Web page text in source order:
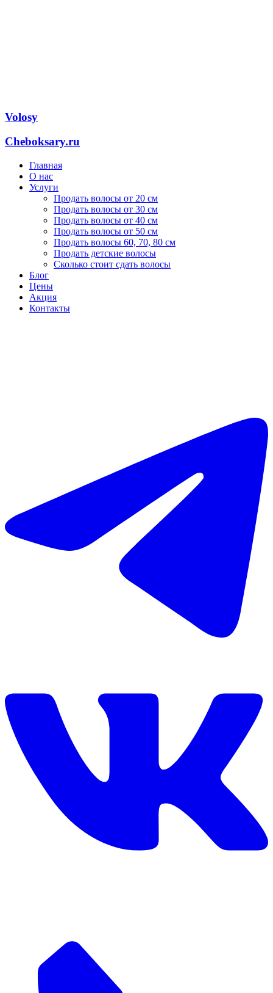
Volosy
Cheboksary.ru
Главная
О нас
Услуги
Продать волосы от 20 см
Продать волосы от 30 см
Продать волосы от 40 см
Продать волосы от 50 см
Продать волосы 60, 70, 80 см
Продать детские волосы
Сколько стоит сдать волосы
Блог
Цены
Акция
Контакты